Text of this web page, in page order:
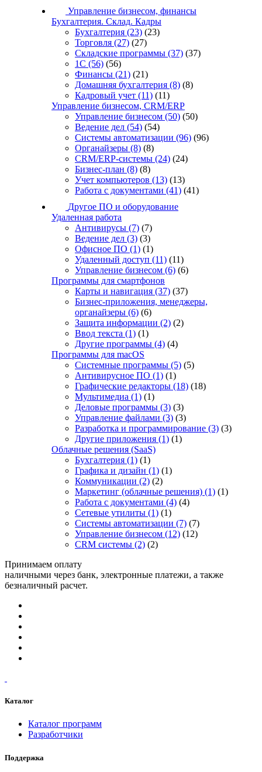
Управление бизнесом, финансы
Бухгалтерия. Склад. Кадры
Бухгалтерия (23) (23)
Торговля (27) (27)
Складские программы (37) (37)
1С (56) (56)
Финансы (21) (21)
Домашняя бухгалтерия (8) (8)
Кадровый учет (11) (11)
Управление бизнесом, CRM/ERP
Управление бизнесом (50) (50)
Ведение дел (54) (54)
Системы автоматизации (96) (96)
Органайзеры (8) (8)
CRM/ERP-системы (24) (24)
Бизнес-план (8) (8)
Учет компьютеров (13) (13)
Работа с документами (41) (41)
Другое ПО и оборудование
Удаленная работа
Антивирусы (7) (7)
Ведение дел (3) (3)
Офисное ПО (1) (1)
Удаленный доступ (11) (11)
Управление бизнесом (6) (6)
Программы для смартфонов
Карты и навигация (37) (37)
Бизнес-приложения, менеджеры,
органайзеры (6) (6)
Защита информации (2) (2)
Ввод текста (1) (1)
Другие программы (4) (4)
Программы для macOS
Системные программы (5) (5)
Антивирусное ПО (1) (1)
Графические редакторы (18) (18)
Мультимедиа (1) (1)
Деловые программы (3) (3)
Управление файлами (3) (3)
Разработка и программирование (3) (3)
Другие приложения (1) (1)
Облачные решения (SaaS)
Бухгалтерия (1) (1)
Графика и дизайн (1) (1)
Коммуникации (2) (2)
Маркетинг (облачные решения) (1) (1)
Работа с документами (4) (4)
Сетевые утилиты (1) (1)
Системы автоматизации (7) (7)
Управление бизнесом (12) (12)
CRM системы (2) (2)
Принимаем оплату
наличными через банк, электронные платежи, а также
безналичный расчет.
Каталог
Каталог программ
Разработчики
Поддержка